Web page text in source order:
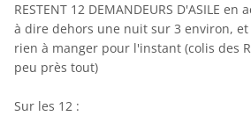
RESTENT 12 DEMANDEURS D'ASILE
à dire dehors une nuit sur 3 environ,
rien à manger pour l'instant (colis des
peu près tout)
Sur les 12 :